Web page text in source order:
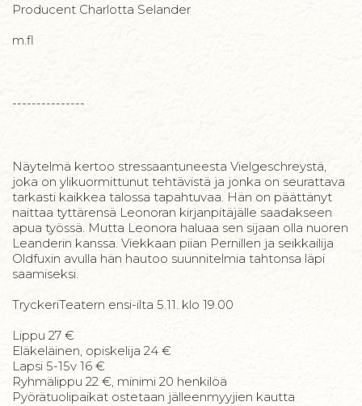
Producent Charlotta Selander
m.fl
---------------
Näytelmä kertoo stressaantuneesta Vielgeschreystä,
joka on ylikuormittunut tehtävistä ja jonka on seurattava
tarkasti kaikkea talossa tapahtuvaa. Hän on päättänyt
naittaa tyttärensä Leonoran kirjanpitäjälle saadakseen
apua työssä. Mutta Leonora haluaa sen sijaan olla nuoren
Leanderin kanssa. Viekkaan piian Pernillen ja seikkailija
Oldfuxin avulla hän hautoo suunnitelmia tahtonsa läpi
saamiseksi.
TryckeriTeatern ensi-ilta 5.11. klo 19.00
Lippu 27 €
Eläkeläinen, opiskelija 24 €
Lapsi 5-15v 16 €
Ryhmälippu 22 €, minimi 20 henkilöä
Pyörätuolipaikat ostetaan jälleenmyyjien kautta